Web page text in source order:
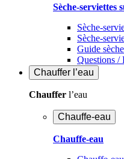
Sèche-serviettes
Sèche-
Sèche-
Guide
Questions /
Chauffer l’eau
Chauffer l’eau
Chauffe-eau
Chauffe-eau